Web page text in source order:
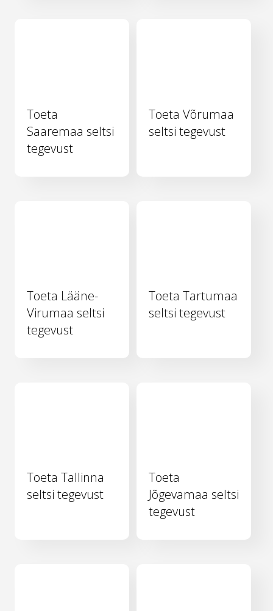
Toeta
Saaremaa seltsi
tegevust
Toeta Võrumaa
seltsi tegevust
Toeta Lääne-
Virumaa seltsi
tegevust
Toeta Tartumaa
seltsi tegevust
Toeta Tallinna
seltsi tegevust
Toeta
Jõgevamaa seltsi
tegevust